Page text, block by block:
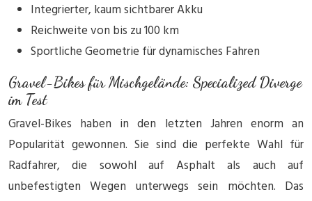
Integrierter, kaum sichtbarer Akku
Reichweite von bis zu 100 km
Sportliche Geometrie für dynamisches Fahren
Gravel-Bikes für Mischgelände: Specialized Diverge
im Test
Gravel-Bikes haben in den letzten Jahren enorm an
Popularität gewonnen. Sie sind die perfekte Wahl für
Radfahrer, die sowohl auf Asphalt als auch auf
unbefestigten Wegen unterwegs sein möchten. Das